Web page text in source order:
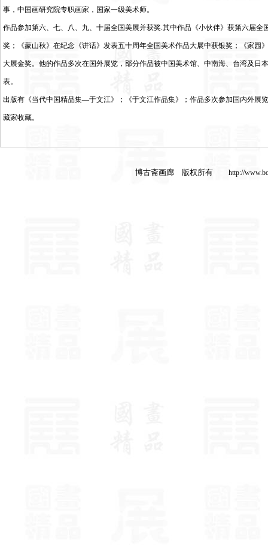
事，中国画研究院专职画家，国家一级美术师。
作品参加第六、七、八、九、十届全国美展并获奖.其中作品《小伙伴》获第六届
奖；《蒙山秋》在纪念《讲话》发表五十周年全国美术作品大展中获银奖；《家园
大展金奖。他的作品多次在国外展览，部分作品被中国美术馆、中南海、台湾及日
表。
出版有《当代中国精品集—于文江》；《于文江作品集》；作品多次参加国内外展
藏家收藏。
博古斋画廊 版权所有 http://